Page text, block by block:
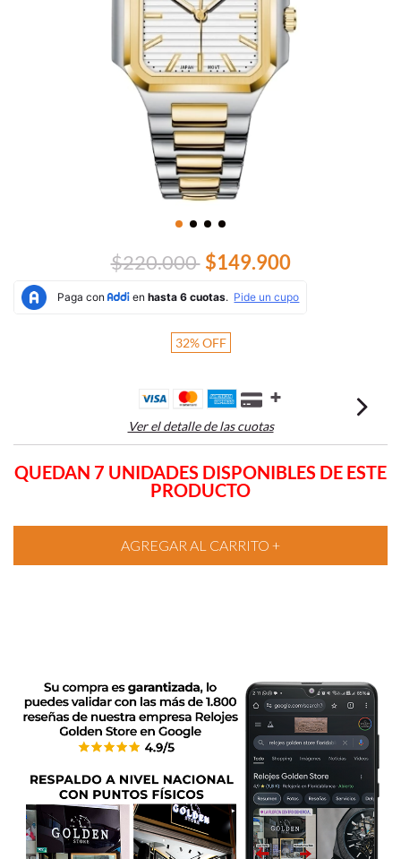
$220.000 $149.900
32%OFF
Ver el detalle de las cuotas
QUEDAN 7 UNIDADES DISPONIBLES DE ESTE
PRODUCTO